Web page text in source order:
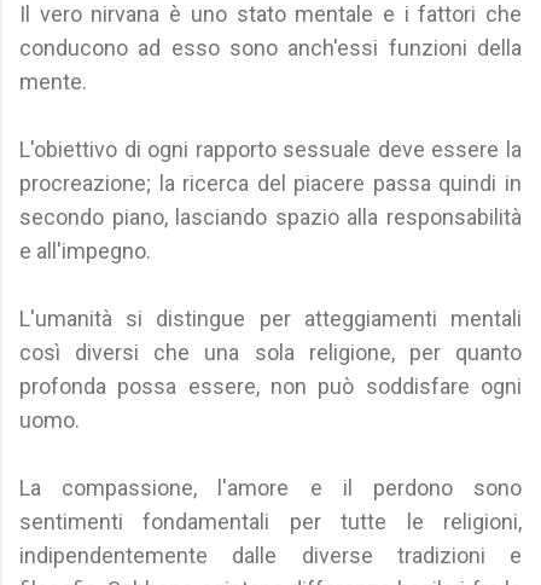
Il vero nirvana è uno stato mentale e i fattori che
conducono ad esso sono anch'essi funzioni della
mente.
L'obiettivo di ogni rapporto sessuale deve essere la
procreazione; la ricerca del piacere passa quindi in
secondo piano, lasciando spazio alla responsabilità
e all'impegno.
L'umanità si distingue per atteggiamenti mentali
così diversi che una sola religione, per quanto
profonda possa essere, non può soddisfare ogni
uomo.
La compassione, l'amore e il perdono sono
sentimenti fondamentali per tutte le religioni,
indipendentemente dalle diverse tradizioni e